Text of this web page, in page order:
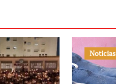
Noticias